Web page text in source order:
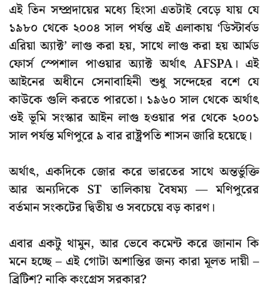
এই তিন সম্প্রদায়ের মধ্যে হিংসা এতটাই বেড়ে যায় যে
১৯৮০ থেকে ২০০৪ সালপর্যন্ত এই এলাকায় ‘ডিস্টার্বড
এরিয়া অ্যাক্ট’ লাগু করা হয়, সাথে লাগু করা হয়আর্মড
ফোর্স স্পেশাল পাওয়ার অ্যাক্ট অর্থাৎ AFSPA। এই
আইনের অধীনে সেনাবাহিনী শুধু সন্দেহের বশে যে
কাউকে গুলি করতে পারতো। ১৯৬০ সাল থেকে অর্থাৎ
ওই ভূমি সংস্কার আইন লাগু হওয়ার পর থেকে ২০০১
সাল পর্যন্ত মণিপুরে ৯ বার রাষ্ট্রপতি শাসন জারি হয়েছে।
অর্থাৎ,একদিকে জোর করে ভারতের সাথে অন্তর্ভুক্তি
আরঅন্যদিকে ST তালিকায় বৈষম্য— মণিপুরের
বর্তমান সংকটের দ্বিতীয় ও সবচেয়ে বড় কারণ।
এবার একটু থামুন, আর ভেবে কমেন্ট করে জানান কি
মনে হচ্ছে – এই গোটা অশান্তির জন্য কারা মূলত দায়ী –
ব্রিটিশ? নাকি কংগ্রেস সরকার?